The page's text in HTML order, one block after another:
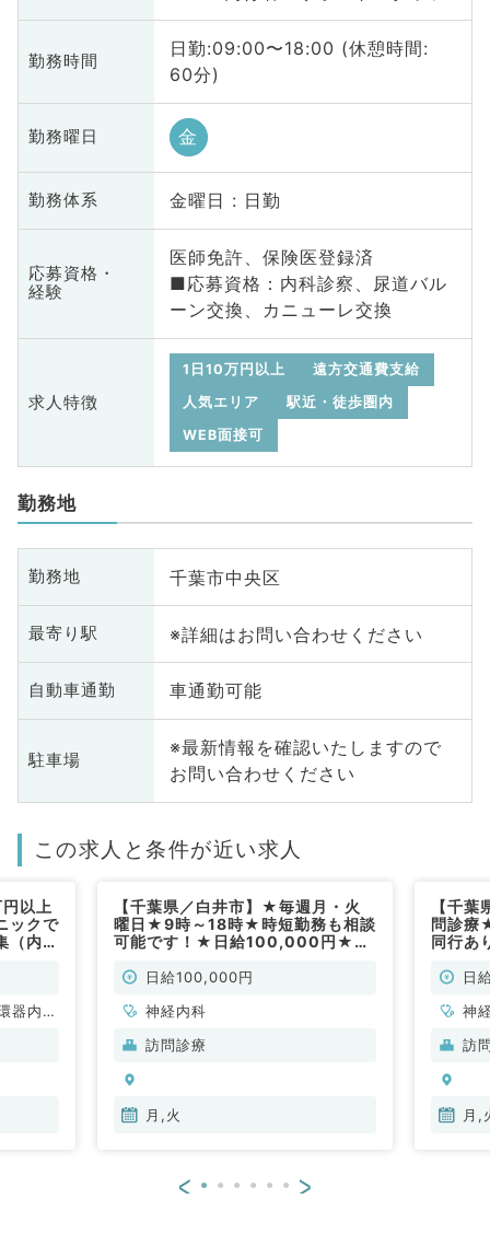
勤務時間
日勤:09:00〜18:00 (休憩時間:
60分)
勤務曜日 金
勤務体系 金曜日 : 日勤
応募資格・
経験
医師免許、保険医登録済
■応募資格：内科診察、尿道バル
ーン交換、カニューレ交換
求人特徴
1日10万円以上
遠方交通費支給
人気エリア
駅近・徒歩圏内
WEB面接可
勤務地
勤務地 千葉市中央区
最寄り駅 ※詳細はお問い合わせください
自動車通勤 車通勤可能
駐車場
※最新情報を確認いたしますので
お問い合わせください
この求人と条件が近い求人
以上
ックで
（内科
器内
【千葉県／白井市】★毎週月・火
曜日★9時～18時★時短勤務も相談
可能です！★日給100,000円★ク
(神経内科／非常勤)
日給100,000円
神経内科
訪問診療
月,火
【千
問診療
同行あ
／非常
日
神
科
訪
月,
< >